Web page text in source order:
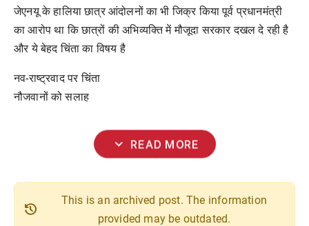
जेएनयू के हालिया छात्र आंदोलनों का भी जिक्र किया पूर्व प्रधानमंत्री
का आरोप था कि छात्रों की अभिव्यक्ति में मौजूदा सरकार दखल दे रही है
और ये बेहद चिंता का विषय है
नव-राष्ट्रवाद पर चिंता
नौजवानों को सलाह
expand_more READ MORE
history
This is an archived post. The information
provided may be outdated.